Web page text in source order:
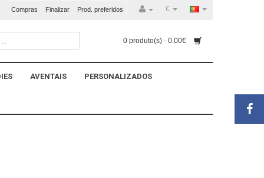
Compras Finalizar Prod. preferidos €
0 produto(s) - 0.00€
AVENTAIS PERSONALIZADOS